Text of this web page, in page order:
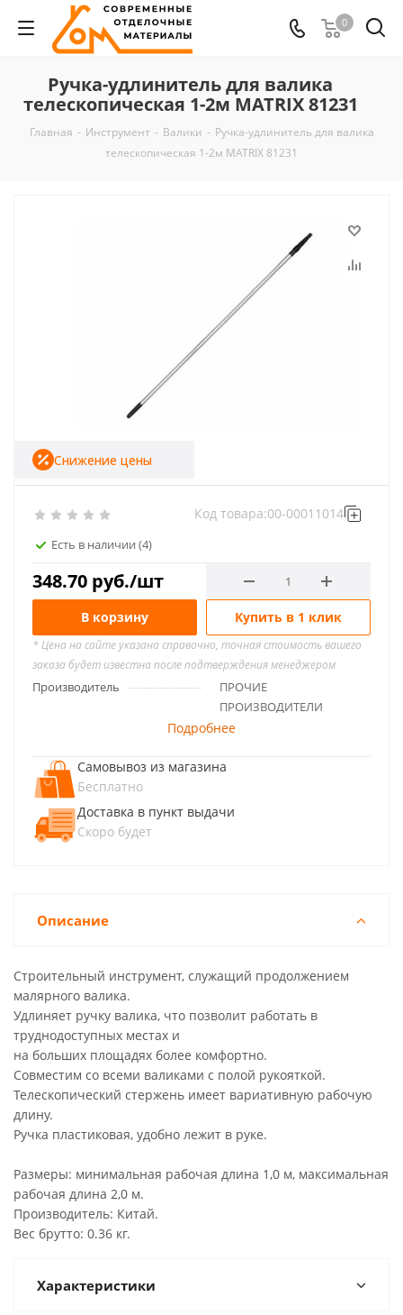
0
Ручка-удлинитель для валика
телескопическая 1-2м MATRIX 81231
Главная - Инструмент - Валики - Ручка-удлинитель для валика
телескопическая 1-2м MATRIX 81231
Есть в наличии (4)
Код товара:00-00011014
348.70 руб./шт
Снижение цены
В корзину Купить в 1 клик
* Цена на сайте указана справочно, точная стоимость вашего
заказа будет известна после подтверждения менеджером
Производитель
ПРОЧИЕ
ПРОИЗВОДИТЕЛИ
Подробнее
Самовывоз из магазина
Бесплатно
Доставка в пункт выдачи
Скоро будет
Описание
Строительный инструмент, служащий продолжением
малярного валика.
Удлиняет ручку валика, что позволит работать в
труднодоступных местах и
на больших площадях более комфортно.
Совместим со всеми валиками с полой рукояткой.
Телескопический стержень имеет вариативную рабочую
длину.
Ручка пластиковая, удобно лежит в руке.
Размеры: минимальная рабочая длина 1,0 м, максимальная
рабочая длина 2,0 м.
Производитель: Китай.
Вес брутто: 0.36 кг.
Характеристики